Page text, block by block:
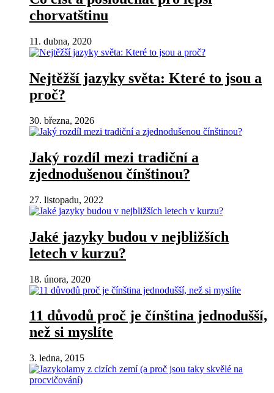
chorvatštinu
11. dubna, 2020
Nejtěžší jazyky světa: Které to jsou a
proč?
30. března, 2026
Jaký rozdíl mezi tradiční a
zjednodušenou čínštinou?
27. listopadu, 2022
Jaké jazyky budou v nejbližších
letech v kurzu?
18. února, 2020
11 důvodů proč je čínština jednodušší,
než si myslíte
3. ledna, 2015